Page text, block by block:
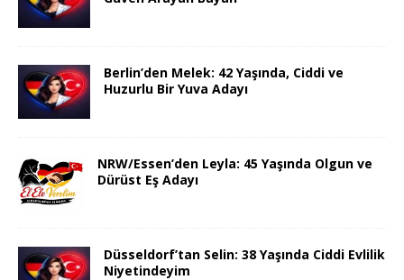
Berlin’den Melek: 42 Yaşında, Ciddi ve
Huzurlu Bir Yuva Adayı
NRW/Essen’den Leyla: 45 Yaşında Olgun ve
Dürüst Eş Adayı
Düsseldorf’tan Selin: 38 Yaşında Ciddi Evlilik
Niyetindeyim